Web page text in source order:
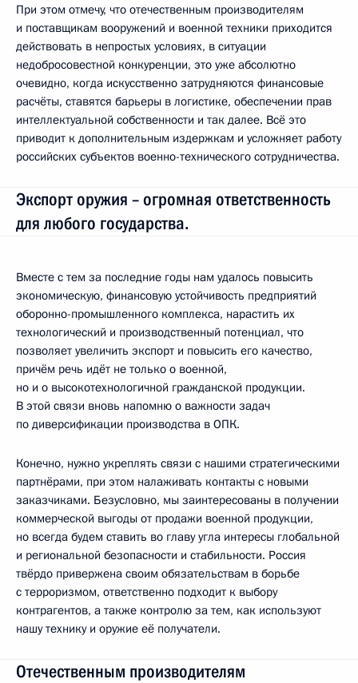
При этом отмечу, что отечественным производителям
и поставщикам вооружений и военной техники приходится
действовать в непростых условиях, в ситуации
недобросовестной конкуренции, это уже абсолютно
очевидно, когда искусственно затрудняются финансовые
расчёты, ставятся барьеры в логистике, обеспечении прав
интеллектуальной собственности и так далее. Всё это
приводит к дополнительным издержкам и усложняет работу
российских субъектов военно-технического сотрудничества.
Экспорт оружия – огромная ответственность
для любого государства.
Вместе с тем за последние годы нам удалось повысить
экономическую, финансовую устойчивость предприятий
оборонно-промышленного комплекса, нарастить их
технологический и производственный потенциал, что
позволяет увеличить экспорт и повысить его качество,
причём речь идёт не только о военной,
но и о высокотехнологичной гражданской продукции.
В этой связи вновь напомню о важности задач
по диверсификации производства в ОПК.
Конечно, нужно укреплять связи с нашими стратегическими
партнёрами, при этом налаживать контакты с новыми
заказчиками. Безусловно, мы заинтересованы в получении
коммерческой выгоды от продажи военной продукции,
но всегда будем ставить во главу угла интересы глобальной
и региональной безопасности и стабильности. Россия
твёрдо привержена своим обязательствам в борьбе
с терроризмом, ответственно подходит к выбору
контрагентов, а также контролю за тем, как используют
нашу технику и оружие её получатели.
Отечественным производителям